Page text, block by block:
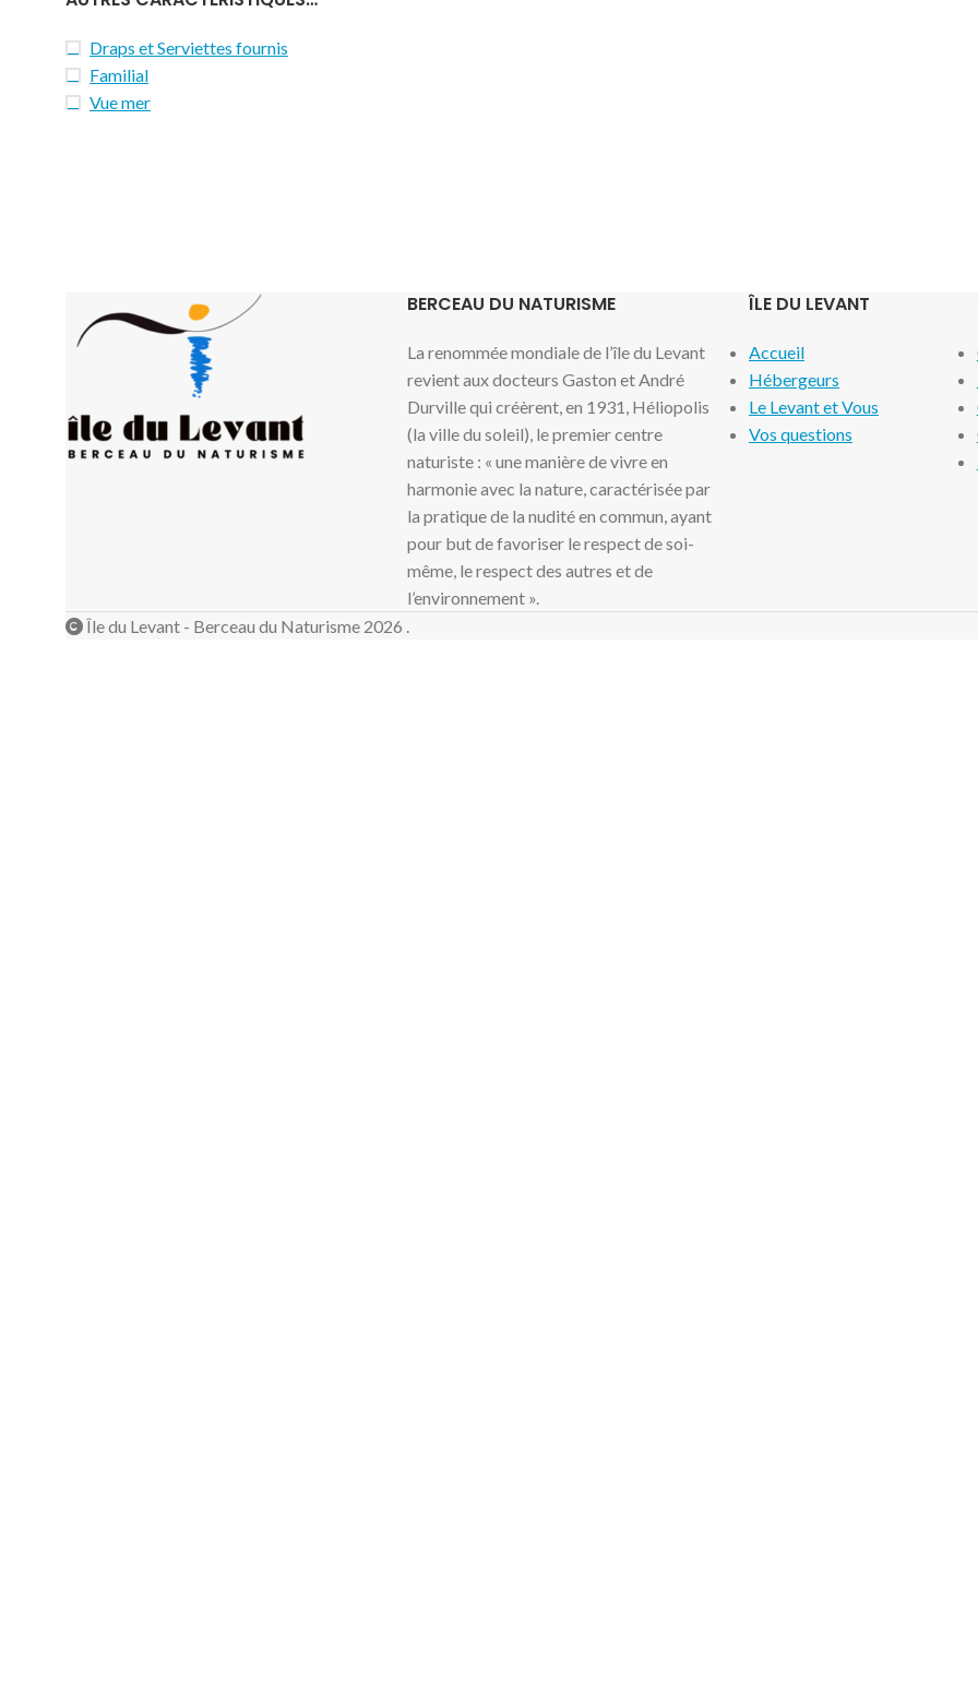
Draps et Serviettes fournis
Familial
Vue mer
BERCEAU DU NATURISME
La renommée mondiale de l’île du Levant
revient aux docteurs Gaston et André
Durville qui créèrent, en 1931, Héliopolis
(la ville du soleil), le premier centre
naturiste : « une manière de vivre en
harmonie avec la nature, caractérisée par
la pratique de la nudité en commun, ayant
pour but de favoriser le respect de soi-
même, le respect des autres et de
l’environnement ».
ÎLE DU LEVANT
Accueil
Hébergeurs
Le Levant et Vous
Vos questions
Île du Levant - Berceau du Naturisme 2026 .